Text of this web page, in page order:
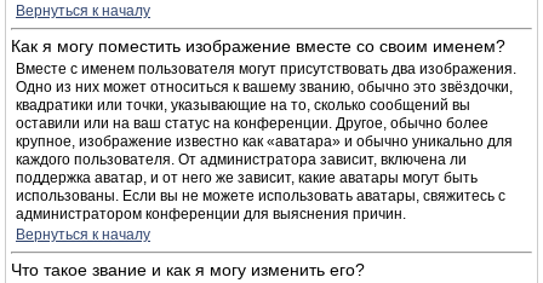
Вернуться к началу
Как я могу поместить изображение вместе со своим именем?
Вместе с именем пользователя могут присутствовать два изображения.
Одно из них может относиться к вашему званию, обычно это звёздочки,
квадратики или точки, указывающие на то, сколько сообщений вы
оставили или на ваш статус на конференции. Другое, обычно более
крупное, изображение известно как «аватара» и обычно уникально для
каждого пользователя. От администратора зависит, включена ли
поддержка аватар, и от него же зависит, какие аватары могут быть
использованы. Если вы не можете использовать аватары, свяжитесь с
администратором конференции для выяснения причин.
Вернуться к началу
Что такое звание и как я могу изменить его?